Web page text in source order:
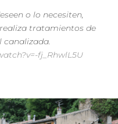
o lo necesiten,
tratamientos de
canalizada.
fj_RhwlL5U